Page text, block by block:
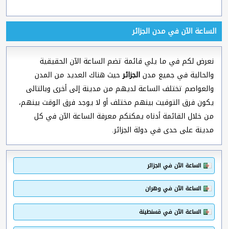
الساعة الآن في مدن الجزائر
نعرض لكم في ما يلي قائمة تضم الساعة الآن الحقيقية
والحالية في جميع مدنالجزائرحيث هناك العديد من المدن
والعواصم تختلف الساعة لديهم من مدينة إلى أخرى وبالتالى
يكون فرق التوقيت بينهم مختلف أو لا يوجد فرق الوقت بينهم،
من خلال القائمة أدناه يمكنكم معرفة الساعة الآن في كل
مدينة على حدى في دولة الجزائر.
الساعة الآن في الجزائر
الساعة الآن في وهران
الساعة الآن في قسنطينة